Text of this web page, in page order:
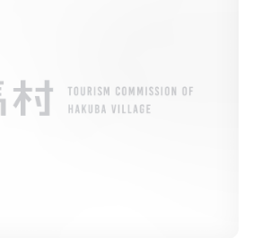
RECOMMENDATION
おすすめ情報
EVENTS